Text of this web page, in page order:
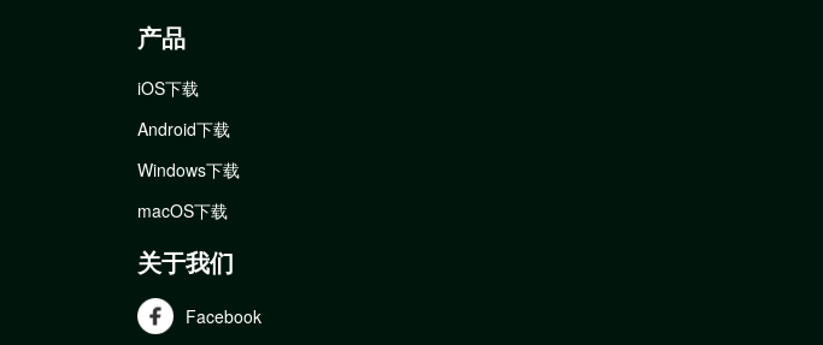
产品
iOS下载
Android下载
Windows下载
macOS下载
关于我们
Facebook